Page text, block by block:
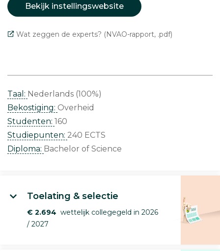
Bekijk instellingswebsite
Wat zeggen de experts? (NVAO-rapport, .pdf)
Taal: Nederlands (100%)
Bekostiging: Overheid
Studenten: 160
Studiepunten: 240 ECTS
Diploma: Bachelor of Science
Toelating & selectie
€ 2.694 wettelijk collegegeld in 2026
/ 2027